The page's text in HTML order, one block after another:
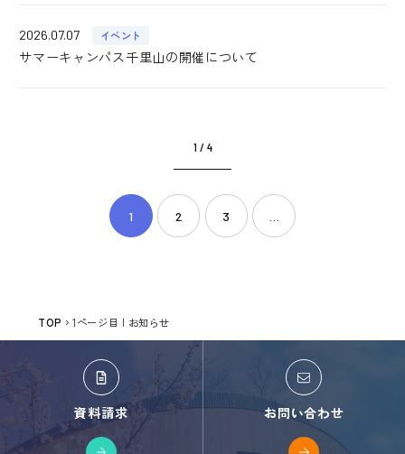
2026.07.07 イベント
サマーキャンパス千里山の開催について
1 / 4
1 2 3
TOP 1ページ目 | お知らせ
資料請求 お問い合わせ